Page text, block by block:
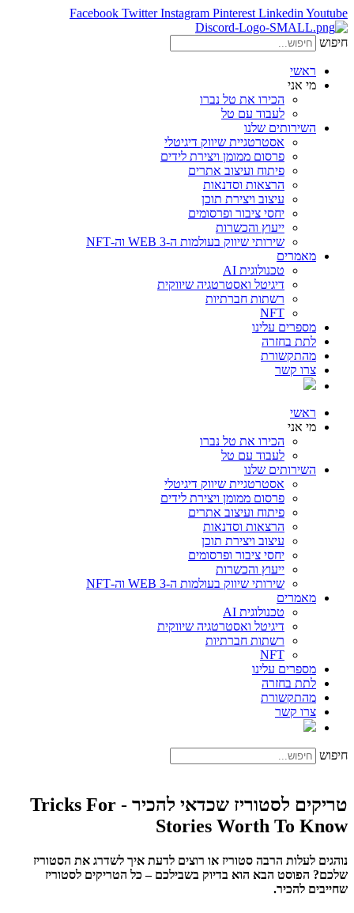
Facebook Twitter Instagram Pinterest Linkedin Youtube
חיפוש
ראשי
מי אני
הכירו את טל נברו
לעבוד עם טל
השירותים שלנו
אסטרטגיית שיווק דיגיטלי
פרסום ממומן ויצירת לידים
פיתוח ועיצוב אתרים
הרצאות וסדנאות
עיצוב ויצירת תוכן
יחסי ציבור ופרסומים
ייעוץ והכשרות
שירותי שיווק בעולמות ה-WEB 3 וה-NFT
מאמרים
טכנולוגית AI
דיגיטל ואסטרטגיה שיווקית
רשתות חברתיות
NFT
מספרים עלינו
לתת בחזרה
מהתקשורת
צרו קשר
ראשי
מי אני
הכירו את טל נברו
לעבוד עם טל
השירותים שלנו
אסטרטגיית שיווק דיגיטלי
פרסום ממומן ויצירת לידים
פיתוח ועיצוב אתרים
הרצאות וסדנאות
עיצוב ויצירת תוכן
יחסי ציבור ופרסומים
ייעוץ והכשרות
שירותי שיווק בעולמות ה-WEB 3 וה-NFT
מאמרים
טכנולוגית AI
דיגיטל ואסטרטגיה שיווקית
רשתות חברתיות
NFT
מספרים עלינו
לתת בחזרה
מהתקשורת
צרו קשר
חיפוש
טריקים לסטוריז שכדאי להכיר - Tricks For
Stories Worth To Know
נוהגים לעלות הרבה סטוריז או רוצים לדעת איך לשדרג את הסטוריז
שלכם? הפוסט הבא הוא בדיוק בשבילכם – כל הטריקים לסטוריז
שחייבים להכיר.